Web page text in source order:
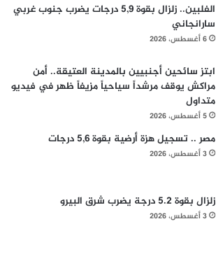
الفلبين.. زلزال بقوة 5,9 درجات يضرب جنوب غربي
سارانجاني
6 أغسطس، 2026
ابتز سائحين أجنبيين بالمدينة العتيقة.. أمن
مراكش يوقف مرشداً سياحياً مزيفاً ظهر في فيديو
متداول
5 أغسطس، 2026
مصر .. تسجيل هزة أرضية بقوة 5,6 درجات
3 أغسطس، 2026
زلزال بقوة 5.2 درجة يضرب شرق البيرو
3 أغسطس، 2026